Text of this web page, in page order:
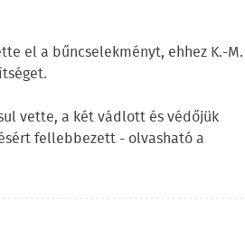
el a bűncselekményt, ehhez K.-M.
vette, a két vádlott és védőjük
fellebbezett - olvasható a